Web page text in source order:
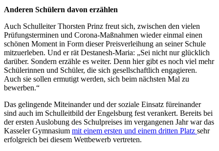
Anderen Schülern davon erzählen
Auch Schulleiter Thorsten Prinz freut sich, zwischen den vielen
Prüfungsterminen und Corona-Maßnahmen wieder einmal einen
schönen Moment in Form dieser Preisverleihung an seiner Schule
mitzuerleben. Und er rät Destanesh-Maria: „Sei nicht nur glücklich
darüber. Sondern erzähle es weiter. Denn hier gibt es noch viel mehr
Schülerinnen und Schüler, die sich gesellschaftlich engagieren.
Auch sie sollen ermutigt werden, sich beim nächsten Mal zu
bewerben.“
Das gelingende Miteinander und der soziale Einsatz füreinander
sind auch im Schulleitbild der Engelsburg fest verankert. Bereits bei
der ersten Auslobung des Schulpreises im vergangenen Jahr war das
Kasseler Gymnasium mit einem ersten und einem dritten Platz sehr
erfolgreich bei diesem Wettbewerb vertreten.